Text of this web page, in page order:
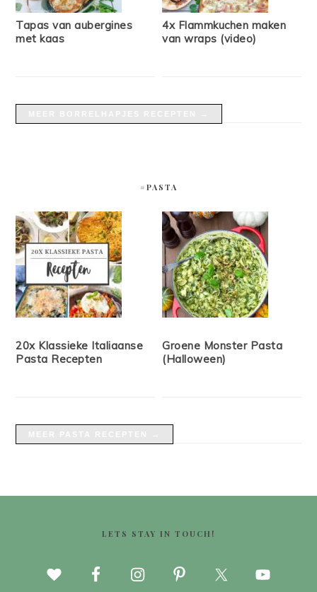
Tapas van aubergines
met kaas
4x Flammkuchen maken
van wraps (video)
#PASTA
20x Klassieke Italiaanse
Pasta Recepten
Groene Monster Pasta
(Halloween)
LETS STAY IN TOUCH!